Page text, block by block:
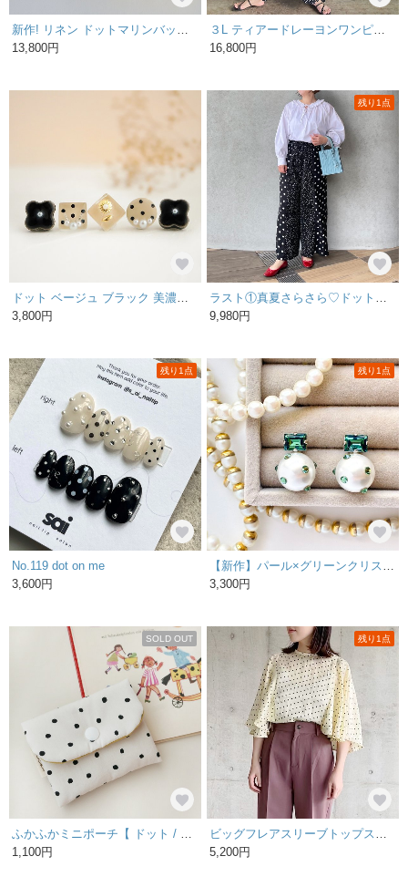
13,800円
16,800円
3,800円
残り1点
9,980円
残り1点
No.119 dot on me
3,600円
残り1点
3,300円
SOLD OUT
1,100円
残り1点
5,200円